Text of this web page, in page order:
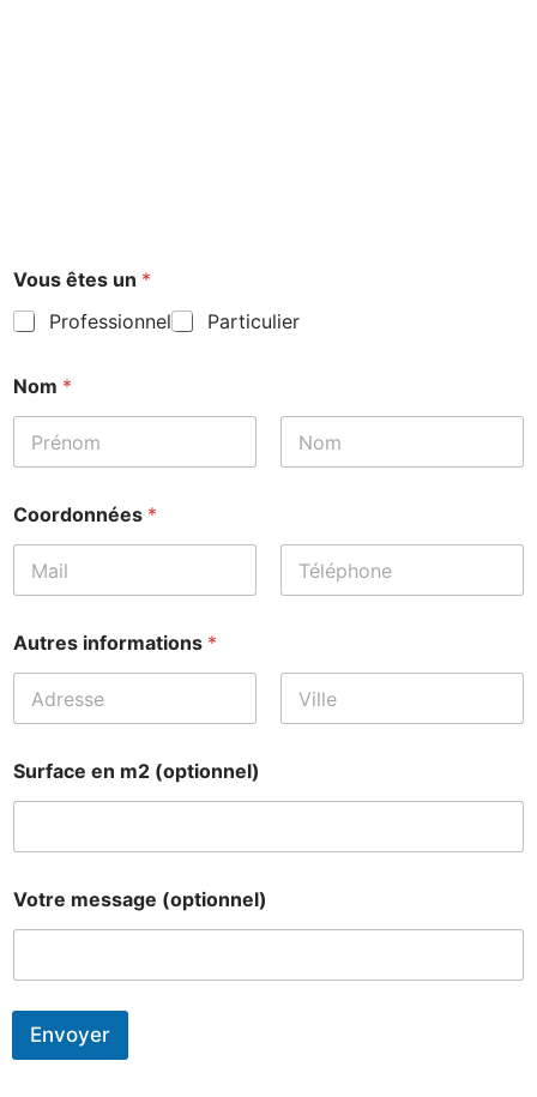
Vous êtes un *
Professionnel
Particulier
Nom *
Coordonnées *
Autres informations *
Surface en m2 (optionnel)
n
S
r
a
e
Votre message (optionnel)
Envoyer